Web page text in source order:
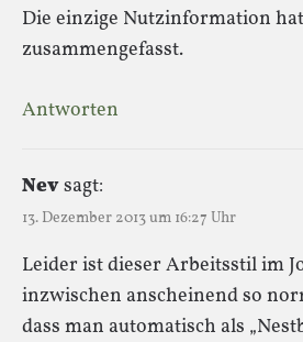
Die einzige Nutzinformation
zusammengefasst.
Antworten
Nevsagt:
13. Dezember 2013 um 16:27 Uhr
Leider ist dieser Arbeitsstil im
inzwischen anscheinend so
dass man automatisch als